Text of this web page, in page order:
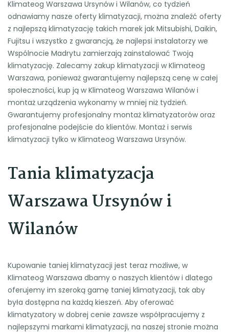
Klimateog Warszawa Ursynów i Wilanów, co tydzień
odnawiamy nasze oferty klimatyzacji, można znaleźć oferty
z najlepszą klimatyzację takich marek jak Mitsubishi, Daikin,
Fujitsu i wszystko z gwarancją, że najlepsi instalatorzy we
Wspólnocie Madrytu zamierzają zainstalować Twoją
klimatyzację. Zalecamy zakup klimatyzacji w Klimateog
Warszawa, ponieważ gwarantujemy najlepszą cenę w całej
społeczności, kup ją w Klimateog Warszawa Wilanów i
montaż urządzenia wykonamy w mniej niż tydzień.
Gwarantujemy profesjonalny montaż klimatyzatorów oraz
profesjonalne podejście do klientów. Montaż i serwis
klimatyzacji tylko w Klimateog Warszawa Ursynów.
Tania klimatyzacja
Warszawa Ursynów i
Wilanów
Kupowanie taniej klimatyzacji jest teraz możliwe, w
Klimateog Warszawa dbamy o naszych klientów i dlatego
oferujemy im szeroką gamę taniej klimatyzacji, tak aby
była dostępna na każdą kieszeń. Aby oferować
klimatyzatory w dobrej cenie zawsze współpracujemy z
najlepszymi markami klimatyzacji, na naszej stronie można